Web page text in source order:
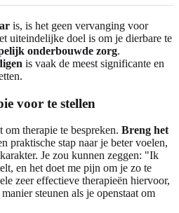
is, is het geen vervanging voor
uiteindelijke doel is om je dierbare te
onderbouwde zorg.
is vaak de meest significante en
voor te stellen
therapie te bespreken. Breng het
praktische stap naar je beter voelen,
Je zou kunnen zeggen: "Ik
en het doet me pijn om je zo te
zeer effectieve therapieën hiervoor,
steunen als je openstaat om